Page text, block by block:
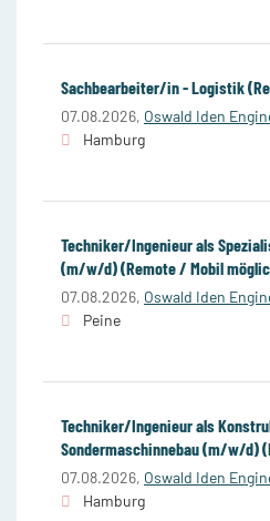
Sachbearbeiter/in - Logistik
07.08.2026, Oswald Iden
Hamburg
Techniker/Ingenieur als
(m/w/d) (Remote / Mobil
07.08.2026, Oswald Iden
Peine
Techniker/Ingenieur als
Sondermaschinnebau (m/w/d)
07.08.2026, Oswald Iden
Hamburg